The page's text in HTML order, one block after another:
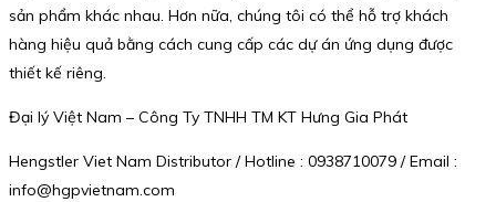
sản phẩm khác nhau. Hơn nữa, chúng tôi có thể hỗ trợ khách
hàng hiệu quả bằng cách cung cấp các dự án ứng dụng được
thiết kế riêng.
Đại lý Việt Nam – Công Ty TNHH TM KT Hưng Gia Phát
Hengstler Viet Nam Distributor / Hotline : 0938710079 / Email :
info@hgpvietnam.com